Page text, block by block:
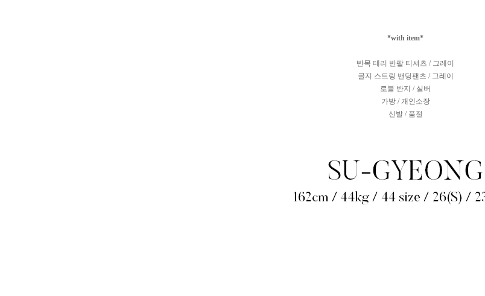
*with item*
반목 테리 반팔 티셔츠 / 그레이
골지 스트링 밴딩팬츠 / 그레이
로블 반지 / 실버
가방 / 개인소장
신발 / 품절